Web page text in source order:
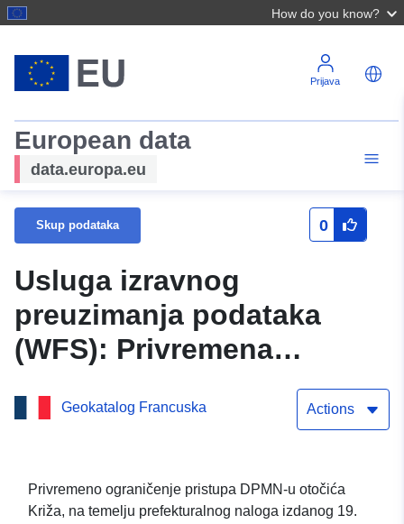
How do you know?
Prijava
European data
data.europa.eu
Skup podataka 0
Usluga izravnog
preuzimanja podataka
(WFS): Privremena
zabrana pristupa DPMN-u
otočića Križa
Geokatalog Francuska Actions
Privremeno ograničenje pristupa DPMN-u otočića
Križa, na temelju prefekturalnog naloga izdanog 19.